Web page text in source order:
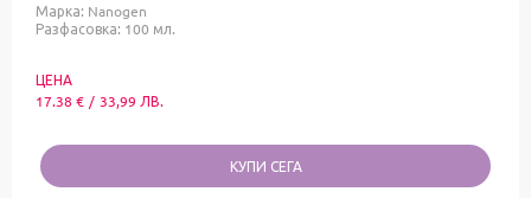
Марка: Nanogen
Разфасовка: 100 мл.
ЦЕНА
17.38 € / 33,99 ЛВ.
КУПИ СЕГА